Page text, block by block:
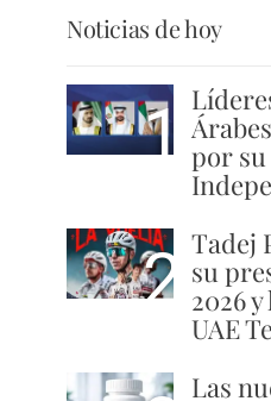
Noticias de hoy
1 por su
2 Tadej
su
2026
UAE
Las